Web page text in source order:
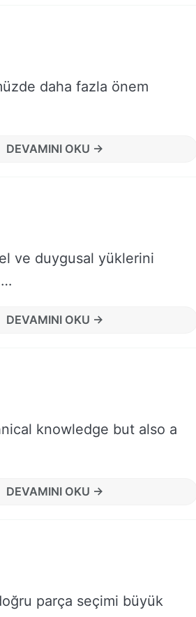
daha fazla önem
DEVAMINI OKU →
ve duygusal yüklerini
…
DEVAMINI OKU →
knowledge but also a
DEVAMINI OKU →
parça seçimi büyük